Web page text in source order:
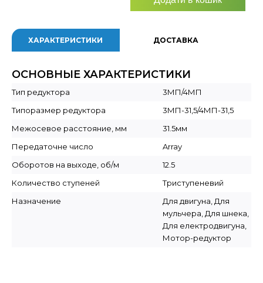
ХАРАКТЕРИСТИКИ ДОСТАВКА
ОСНОВНЫЕ ХАРАКТЕРИСТИКИ
Тип редуктора
3МП/4МП
Типоразмер редуктора
3МП-31,5/4МП-31,5
Межосевое расстояние, мм
31.5мм
Передаточне число
Array
Оборотов на выходе, об/м
12.5
Количество ступеней
Триступеневий
Назначение
Для двигуна, Для
мульчера, Для шнека,
Для електродвигуна,
Мотор-редуктор